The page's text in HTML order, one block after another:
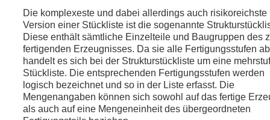
Die komplexeste und dabei allerdings auch risikoreichste
Version einer Stückliste ist die sogenannte
Diese enthält sämtliche Einzelteile und Baugruppen des
fertigenden Erzeugnisses. Da sie alle Fertigungsstufen
handelt es sich bei der Strukturstückliste um eine
Stückliste. Die entsprechenden Fertigungsstufen werden
logisch bezeichnet und so in der Liste erfasst. Die
Mengenangaben können sich sowohl auf das fertige
als auch auf eine Mengeneinheit des übergeordneten